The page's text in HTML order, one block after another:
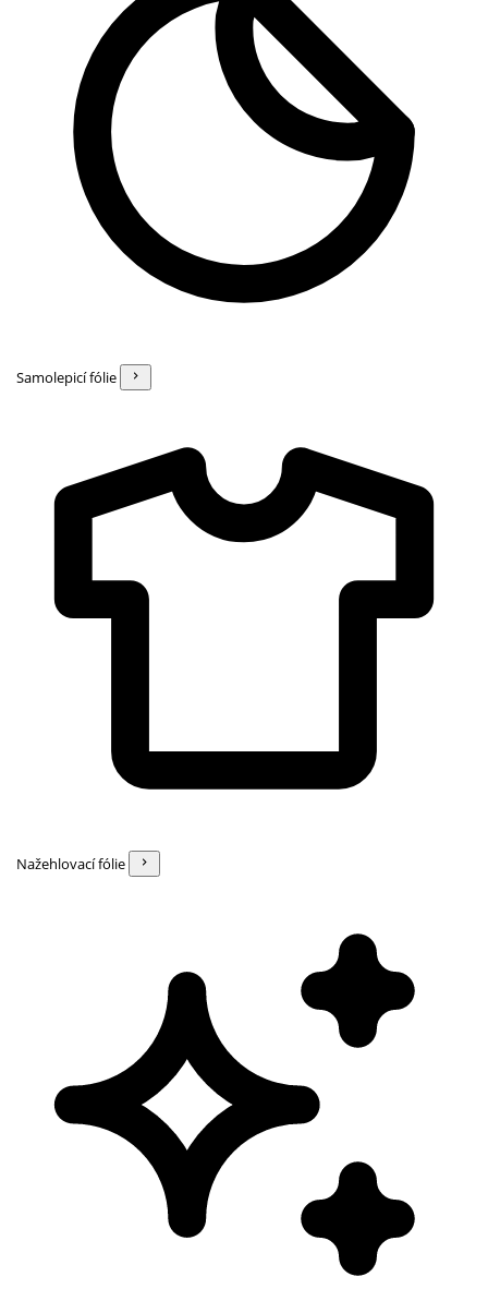
Samolepicí fólie
Nažehlovací fólie